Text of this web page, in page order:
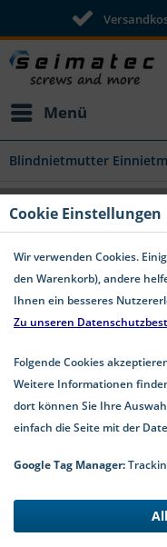
Menü
Blindnietmutter
Blindnietmutter
Cookie Einstellungen
Wir verwenden Cookies.
den Warenkorb), andere
Ihnen ein besseres
Zu unseren
Folgende Cookies
Weitere Informationen
dort können Sie Ihre
einfach die Seite mit der
Google Tag Manager: